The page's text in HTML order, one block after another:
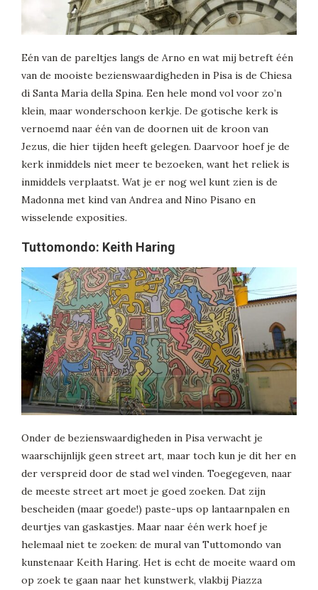
Eén van de pareltjes langs de Arno en wat mij betreft één
van de mooiste bezienswaardigheden in Pisa is de Chiesa
di Santa Maria della Spina. Een hele mond vol voor zo’n
klein, maar wonderschoon kerkje. De gotische kerk is
vernoemd naar één van de doornen uit de kroon van
Jezus, die hier tijden heeft gelegen. Daarvoor hoef je de
kerk inmiddels niet meer te bezoeken, want het reliek is
inmiddels verplaatst. Wat je er nog wel kunt zien is de
Madonna met kind van Andrea and Nino Pisano en
wisselende exposities.
Tuttomondo: Keith Haring
Onder de bezienswaardigheden in Pisa verwacht je
waarschijnlijk geen street art, maar toch kun je dit her en
der verspreid door de stad wel vinden. Toegegeven, naar
de meeste street art moet je goed zoeken. Dat zijn
bescheiden (maar goede!) paste-ups op lantaarnpalen en
deurtjes van gaskastjes. Maar naar één werk hoef je
helemaal niet te zoeken: de mural van Tuttomondo van
kunstenaar Keith Haring. Het is echt de moeite waard om
op zoek te gaan naar het kunstwerk, vlakbij Piazza